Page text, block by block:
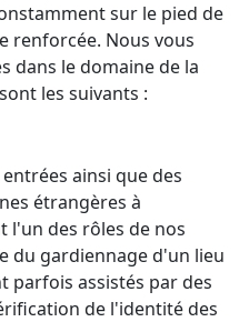
sur le pied de
renforcée. Nous vous
dans le domaine de la
les suivants :
ainsi que des
étrangères à
l'un des rôles de nos
du gardiennage d'un lieu
parfois assistés par des
de l'identité des